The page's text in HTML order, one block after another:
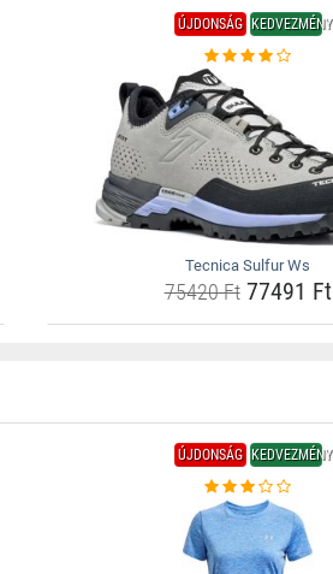
ÚJDONSÁG KEDVEZMÉNY
Tecnica Sulfur Ws
75420 Ft77491 Ft
ÚJDONSÁG KEDVEZMÉNY